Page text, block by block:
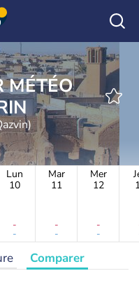
MÉTÉO
Lun
10
-
-
Mar
11
-
-
Mer
12
-
-
Comparer